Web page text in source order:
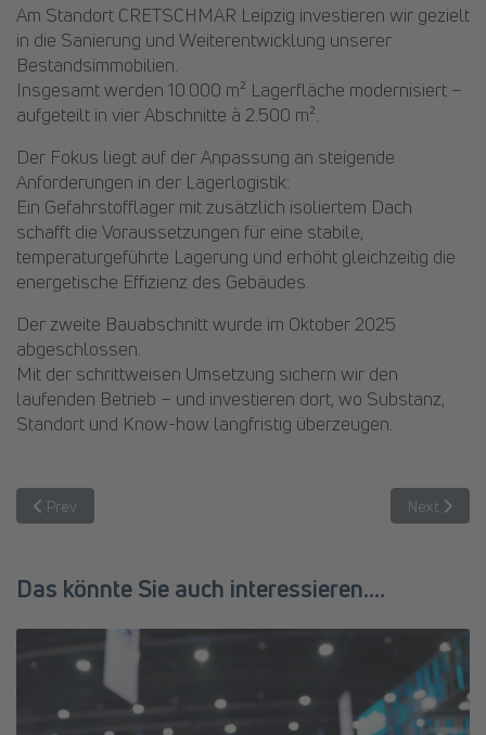
Am Standort CRETSCHMAR Leipzig investieren wir gezielt
in die Sanierung und Weiterentwicklung unserer
Bestandsimmobilien.
Insgesamt werden 10.000 m² Lagerfläche modernisiert –
aufgeteilt in vier Abschnitte à 2.500 m².
Der Fokus liegt auf der Anpassung an steigende
Anforderungen in der Lagerlogistik:
Ein Gefahrstofflager mit zusätzlich isoliertem Dach
schafft die Voraussetzungen für eine stabile,
temperaturgeführte Lagerung und erhöht gleichzeitig die
energetische Effizienz des Gebäudes.
Der zweite Bauabschnitt wurde im Oktober 2025
abgeschlossen.
Mit der schrittweisen Umsetzung sichern wir den
laufenden Betrieb – und investieren dort, wo Substanz,
Standort und Know-how langfristig überzeugen.
Previous article: Luftfracht bei CRETSCHMAR – seit Jahrzehnten
Prev Next
Next
Das könnte Sie auch interessieren....